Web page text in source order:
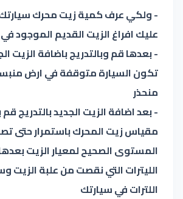
- ولكي عرف كمية زيت محرك
عليك افراغ الزيت القديم الموجود
- بعدها قم وبالتدريج باضافة الزيت
تكون السيارة متوقفة في ارض
منحذر
- بعد اضافة الزيت الجديد بالتدريج
مقياس زيت المحرك باستمرار حتى
المستوى الصحيح لمعيار الزيت
الليترات التي نقصت من علبة
اللترات في سيارتك